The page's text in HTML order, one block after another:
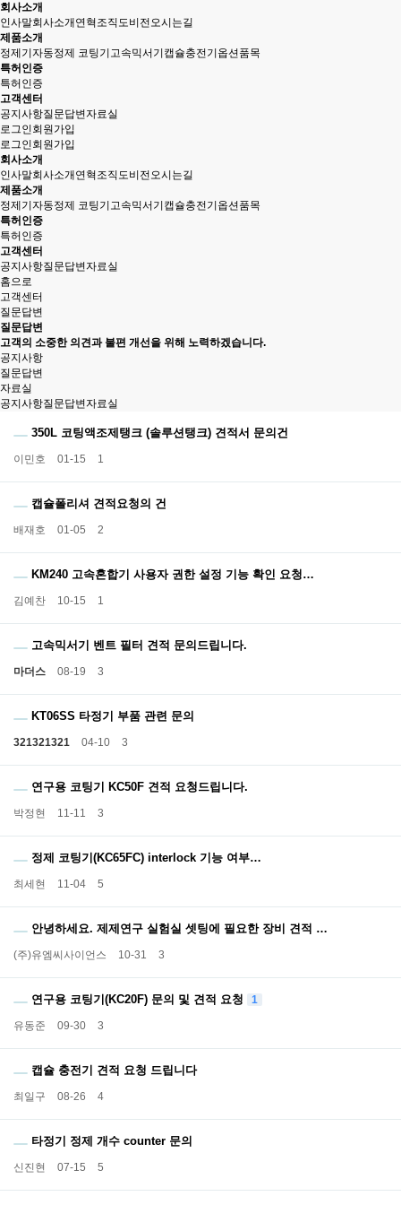
회사소개
인사말회사소개 연혁 조직도비전오시는길
제품소개
정제기 자동정제 코팅기 고속믹서기 캡슐충전기 옵션품목
특허인증
특허인증
고객센터
공지사항질문답변자료실
로그인회원가입
로그인회원가입
회사소개
인사말회사소개 연혁 조직도비전오시는길
제품소개
정제기 자동정제 코팅기 고속믹서기 캡슐충전기 옵션품목
특허인증
특허인증
고객센터
공지사항질문답변자료실
홈으로
고객센터
질문답변
질문답변
고객의 소중한 의견과 불편 개선을 위해 노력하겠습니다.
공지사항
질문답변
자료실
공지사항질문답변자료실
350L 코팅액조제탱크 (솔루션탱크) 견적서 문의건
이민호 01-15 1
캡슐폴리셔 견적요청의 건
배재호 01-05 2
KM240 고속혼합기 사용자 권한 설정 기능 확인 요청…
김예찬 10-15 1
고속믹서기 벤트 필터 견적 문의드립니다.
마더스 08-19 3
KT06SS 타정기 부품 관련 문의
321321321 04-10 3
연구용 코팅기 KC50F 견적 요청드립니다.
박정현 11-11 3
정제 코팅기(KC65FC) interlock 기능 여부…
최세현 11-04 5
안녕하세요. 제제연구 실험실 셋팅에 필요한 장비 견적 …
(주)유엠씨사이언스 10-31 3
연구용 코팅기(KC20F) 문의 및 견적 요청 1
유동준 09-30 3
캡슐 충전기 견적 요청 드립니다
최일구 08-26 4
타정기 정제 개수 counter 문의
신진현 07-15 5